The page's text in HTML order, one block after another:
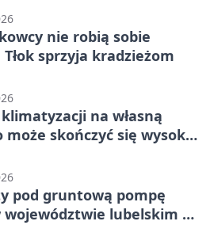
nie robią sobie
sprzyja kradzieżom
na własną
może skończyć się wysoką
pod gruntową pompę
województwie lubelskim -